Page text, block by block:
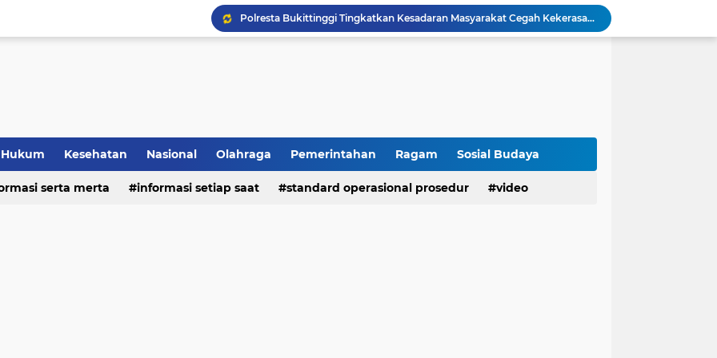
Polresta Bukittinggi Tingkatkan Kesadaran Masyarakat Cegah Kekerasan terhadap Perempuan dan TPPO
Raih IKPA 100, Polresta Bukittinggi Buktikan Pengelolaan Anggaran yang Profesional dan Akuntabel
Tanamkan Kesadaran Sejak Dini, Binmas Polresta Bukittinggi Sosialisasikan Bahaya NAPZA di SMPN 1 Bukittinggi
Hukum Kesehatan Nasional Olahraga Pemerintahan Ragam Sosial Budaya
serta merta informasi setiap saat standard operasional prosedur video